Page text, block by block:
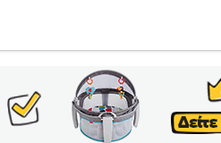
της Nautica σε μπεζ
τύπωμα με το λογότυπο Nautica
ένα από τα κορυφαία brand
προϊόντων για το σπίτι.
Βαμβάκι• Μέγεθος>•